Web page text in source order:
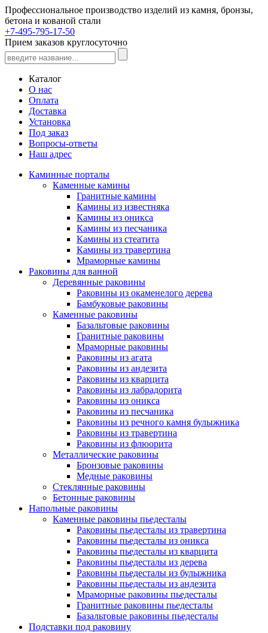
Профессиональное производство изделий из камня, бронзы,
бетона и кованой стали
+7-495-795-17-50
Прием заказов круглосуточно
Каталог
О нас
Оплата
Доставка
Установка
Под заказ
Вопросы-ответы
Наш адрес
Каминные порталы
Каменные камины
Гранитные камины
Камины из известняка
Камины из оникса
Камины из песчаника
Камины из стеатита
Камины из травертина
Мраморные камины
Раковины для ванной
Деревянные раковины
Раковины из окаменелого дерева
Бамбуковые раковины
Каменные раковины
Базальтовые раковины
Гранитные раковины
Мраморные раковины
Раковины из агата
Раковины из андезита
Раковины из кварцита
Раковины из лабрадорита
Раковины из оникса
Раковины из песчаника
Раковины из речного камня булыжника
Раковины из травертина
Раковины из флюорита
Металлические раковины
Бронзовые раковины
Медные раковины
Стеклянные раковины
Бетонные раковины
Напольные раковины
Каменные раковины пьедесталы
Раковины пьедесталы из травертина
Раковины пьедесталы из оникса
Раковины пьедесталы из кварцита
Раковины пьедесталы из дерева
Раковины пьедесталы из булыжника
Раковины пьедесталы из андезита
Мраморные раковины пьедесталы
Гранитные раковины пьедесталы
Базальтовые раковины пьедесталы
Подставки под раковину